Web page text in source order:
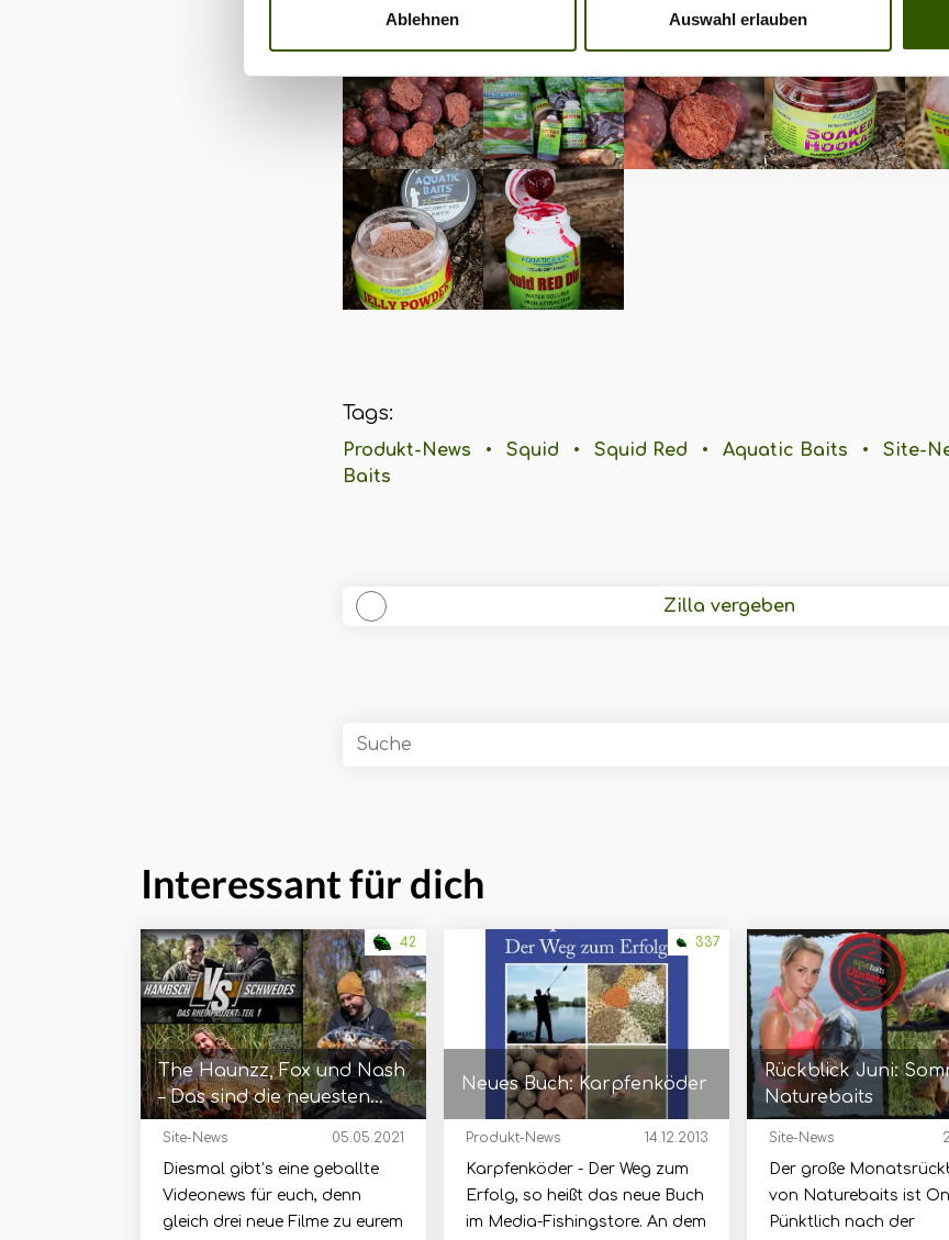
Ablehnen Auswahl erlauben
Tags:
Produkt-News • Squid • Squid Red • Aquatic Baits • Site-
Baits
Zilla vergeben
Interessant für dich
The Haunzz, Fox und Nash
– Das sind die neuesten
Video-Streifen!
42
Site-News 05.05.2021
Diesmal gibt’s eine geballte
Videonews für euch, denn
gleich drei neue Filme zu eurem
Neues Buch: Karpfenköder
337
Produkt-News 14.12.2013
Karpfenköder - Der Weg zum
Erfolg, so heißt das neue Buch
im Media-Fishingstore. An dem
Rückblick Juni:
Naturebaits
Site-News
Der große
von Naturebaits ist
Pünktlich nach der